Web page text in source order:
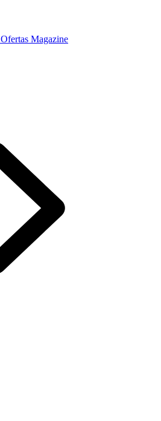
Ofertas Magazine